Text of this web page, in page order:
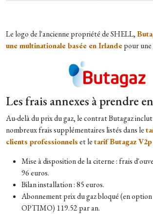
Le logo de l'ancienne propriété de SHELL,
une multinationale basée en Irlandepour une
Les frais annexes à prendre
Au-delà du prix du gaz, le contrat Butagaz
nombreux frais supplémentaires listés dans le
clients professionnelset letarif Butagaz V2p
Mise à disposition de la citerne : frais
96 euros.
Bilan installation : 85 euros.
Abonnement prix du gaz bloqué (en
OPTIMO) 119.52 par an.